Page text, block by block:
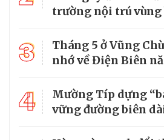
trường nội trú vùng
3
Tháng 5 ở Vũng
nhớ về Điện Biên
4
Mường Típ dựng
vững đường biên